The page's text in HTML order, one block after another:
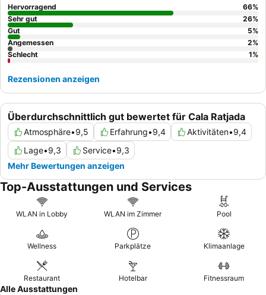
reichhaltige und vielfältige Auswahl bietet. Für ein ruhigeres
Erlebnis könnten Gäste ein Zimmer mit Gartenblick anfragen.
Überdurchschnittlich gut bewertet für Cala Ratjada
Atmosphäre•9,5 Erfahrung•9,4 Aktivitäten•9,4
Lage•9,3 Service•9,3
Mehr Bewertungen anzeigen
Hervorragend 66%
Sehr gut
26%
Gut
5%
Angemessen
2%
Schlecht
1%
Rezensionen anzeigen
Top-Ausstattungen und Services
WLAN in Lobby WLAN im Zimmer Pool
Wellness Parkplätze Klimaanlage
Restaurant Hotelbar Fitnessraum
Alle Ausstattungen